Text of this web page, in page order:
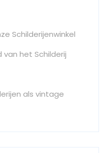
Schilderijenwinkel
het Schilderij
als vintage